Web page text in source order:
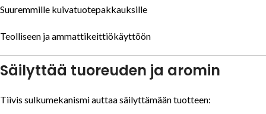
Suuremmille kuivatuotepakkauksille
Teolliseen ja ammattikeittiökäyttöön
Säilyttää tuoreuden ja aromin
Tiivis sulkumekanismi auttaa säilyttämään tuotteen: